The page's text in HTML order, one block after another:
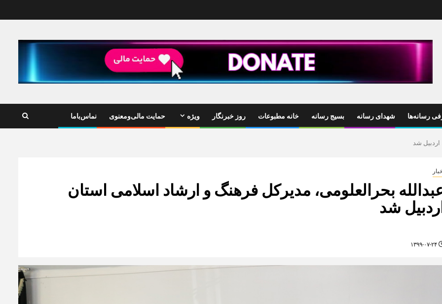
رسانه‌ها شهدای رسانه بسیج رسانه خانه مطبوعات روز خبرنگار ویژه حمایت مالی‌ومعنوی نماس‌باما
اردبیل شد
بحرالعلومی، مدیرکل فرهنگ و ارشاد اسلامی استان
شد